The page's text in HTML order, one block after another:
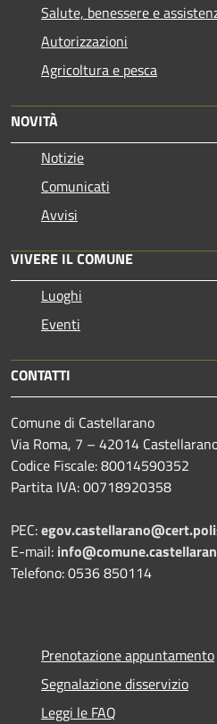
Salute, benessere e
Autorizzazioni
Agricoltura e pesca
NOVITÀ
Notizie
Comunicati
Avvisi
VIVERE IL COMUNE
Luoghi
Eventi
CONTATTI
Comune di Castellarano
Via Roma, 7 – 42014
Codice Fiscale: 80014590352
Partita IVA: 00718920358
PEC:
E-mail:
Telefono: 0536 850114
Prenotazione appuntamento
Segnalazione disservizio
Leggi le FAQ